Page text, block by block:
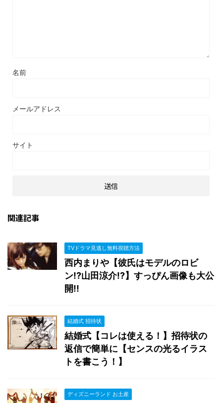
名前
メールアドレス
サイト
関連記事
TVドラマ見逃し無料視聴方法
西内まりや【彼氏はモデルのロビ
ン!?山田涼介!?】すっぴん画像も大公
開!!
結婚式 招待状
結婚式【コレは使える！】招待状の
返信で簡単に【センスの光るイラス
トを書こう！】
ディズニーランド お土産